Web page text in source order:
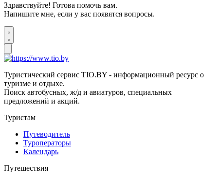
Здравствуйте! Готова помочь вам.
Напишите мне, если у вас появятся вопросы.
Туристический сервис TIO.BY - информационный ресурс о
туризме и отдыхе.
Поиск автобусных, ж/д и авиатуров, специальных
предложений и акций.
Туристам
Путеводитель
Туроператоры
Календарь
Путешествия